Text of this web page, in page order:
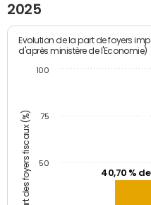
2025
Part des foyers fiscaux (%)
Evolution de la part de foyers
d'après ministère de l'Economie)
40,70 %
50
75
100